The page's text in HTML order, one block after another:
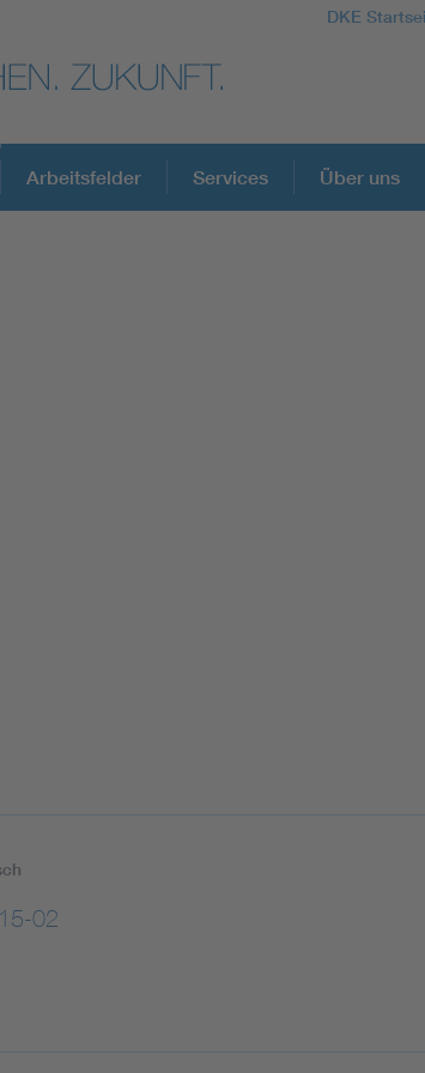
DKE
DKE Fachinformationen im
Arbeitsfelder Services Über uns
02